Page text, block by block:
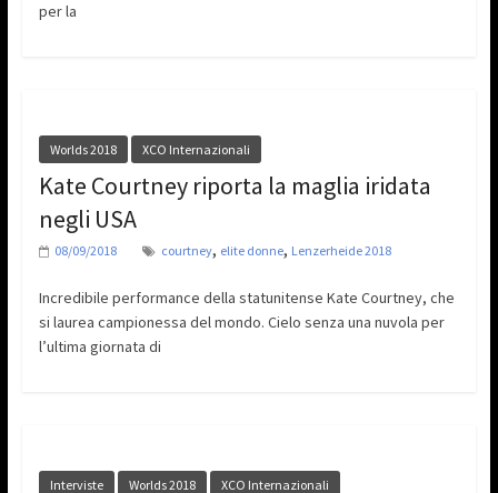
per la
Worlds 2018 XCO Internazionali
Kate Courtney riporta la maglia iridata
negli USA
08/09/2018 courtney, elite donne, Lenzerheide 2018
Incredibile performance della statunitense Kate Courtney, che
si laurea campionessa del mondo. Cielo senza una nuvola per
l’ultima giornata di
Interviste Worlds 2018 XCO Internazionali